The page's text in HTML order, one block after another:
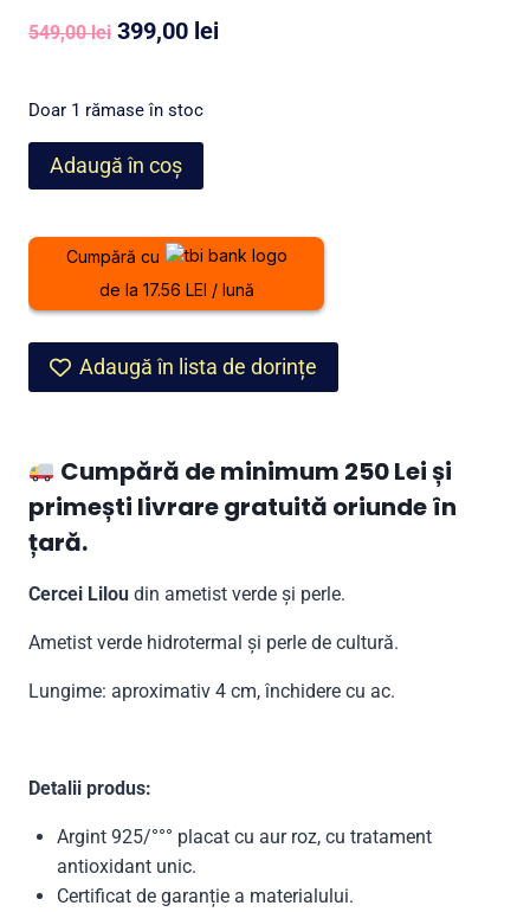
549,00lei Prețul
a
fost:
549,00 lei.
399,00 leiPrețul
Doar 1 rămase în stoc
Cantitate
Cercei
din
verde
perle
Adaugă în coș
Cumpără cu
de la 17.56 LEI / lună
Adaugă în lista de dorințe
Cumpără de minimum 250 Lei și
primești livrare gratuită oriunde în
țară.
Cercei Lilou din ametist verde și perle.
Ametist verde hidrotermal și perle de cultură.
Lungime: aproximativ 4 cm, închidere cu ac.
Detalii produs:
Argint 925/°°° placat cu aur roz, cu tratament
antioxidant unic.
Certificat de garanție a materialului.